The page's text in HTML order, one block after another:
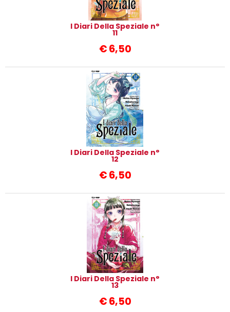
I Diari Della Speziale n°
11
€6,50
I Diari Della Speziale n°
12
€6,50
I Diari Della Speziale n°
13
€6,50